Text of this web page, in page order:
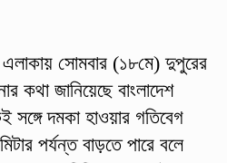
সোমবার (১৮মে) দুপুরের
কথা জানিয়েছে বাংলাদেশ
দমকা হাওয়ার গতিবেগ
পর্যন্ত বাড়তে পারে বলে